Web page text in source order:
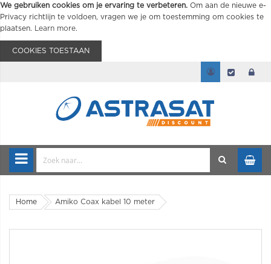
We gebruiken cookies om je ervaring te verbeteren. Om aan de nieuwe e-
Privacy richtlijn te voldoen, vragen we je om toestemming om cookies te
plaatsen.
Learn more.
COOKIES TOESTAAN
Home Amiko Coax kabel 10 meter